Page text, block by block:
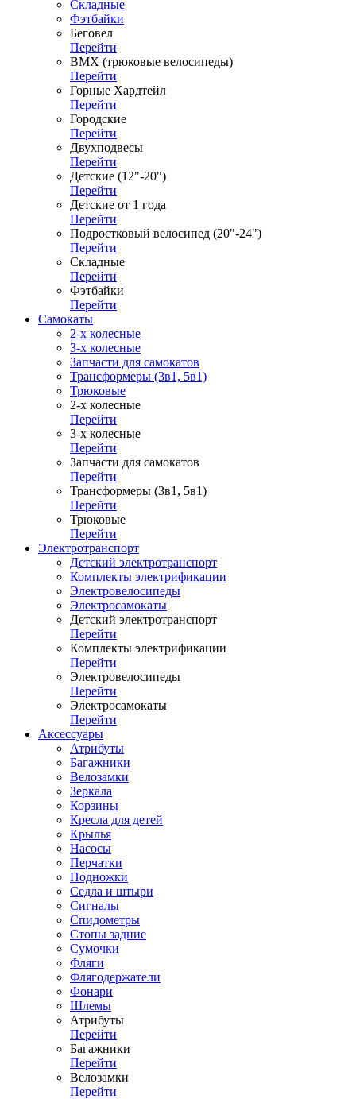
Складные
Фэтбайки
Беговел
Перейти
ВМХ (трюковые велосипеды)
Перейти
Горные Хардтейл
Перейти
Городские
Перейти
Двухподвесы
Перейти
Детские (12"-20")
Перейти
Детские от 1 года
Перейти
Подростковый велосипед (20"-24")
Перейти
Складные
Перейти
Фэтбайки
Перейти
Самокаты
2-х колесные
3-х колесные
Запчасти для самокатов
Трансформеры (3в1, 5в1)
Трюковые
2-х колесные
Перейти
3-х колесные
Перейти
Запчасти для самокатов
Перейти
Трансформеры (3в1, 5в1)
Перейти
Трюковые
Перейти
Электротранспорт
Детский электротранспорт
Комплекты электрификации
Электровелосипеды
Электросамокаты
Детский электротранспорт
Перейти
Комплекты электрификации
Перейти
Электровелосипеды
Перейти
Электросамокаты
Перейти
Аксессуары
Атрибуты
Багажники
Велозамки
Зеркала
Корзины
Кресла для детей
Крылья
Насосы
Перчатки
Подножки
Седла и штыри
Сигналы
Спидометры
Стопы задние
Сумочки
Фляги
Флягодержатели
Фонари
Шлемы
Атрибуты
Перейти
Багажники
Перейти
Велозамки
Перейти